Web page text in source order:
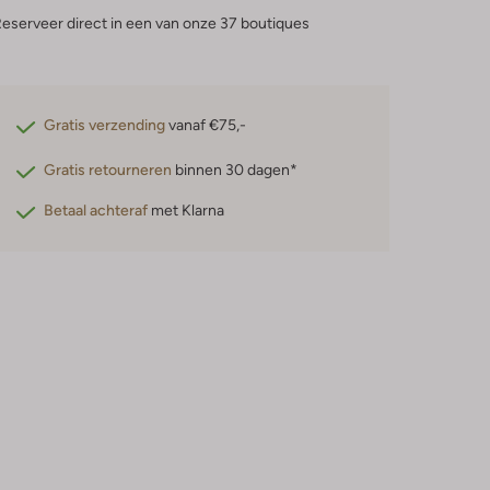
direct in een van onze 37 boutiques
Gratis verzendingvanaf €75,-
Gratis retourneren binnen 30 dagen*
Betaal achteraf met Klarna